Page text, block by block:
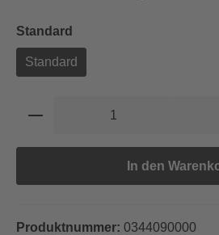
Standard
Standard
Produkt Anzahl: Gib
In den
Produktnummer: 0344090000